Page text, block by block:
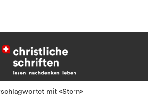
mit «Stern»